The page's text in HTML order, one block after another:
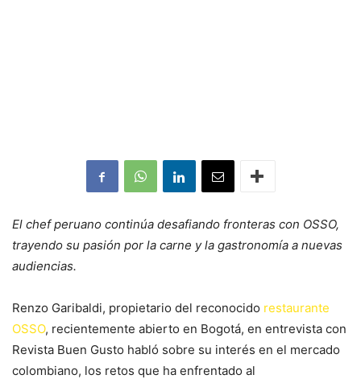
El chef peruano continúa desafiando fronteras con OSSO,
trayendo su pasión por la carne y la gastronomía a nuevas
audiencias.
Renzo Garibaldi, propietario del reconocido restaurante
OSSO, recientemente abierto en Bogotá, en entrevista con
Revista Buen Gusto habló sobre su interés en el mercado
colombiano, los retos que ha enfrentado al